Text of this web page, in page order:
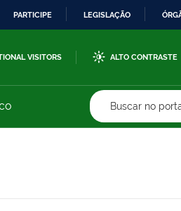
PARTICIPE LEGISLAÇÃO
VISITORS ALTO CONTRASTE
Buscar no